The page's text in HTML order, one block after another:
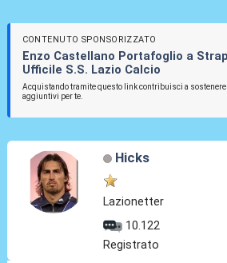
CONTENUTO SPONSORIZZATO
Enzo Castellano Portafoglio a
Ufficile S.S. Lazio Calcio
Acquistando tramite questo link contribuisci a
aggiuntivi per te.
Hicks
Lazionetter
10.122
Registrato